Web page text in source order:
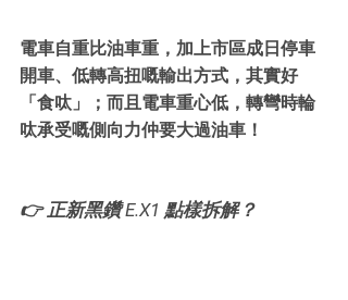
電車自重比油車重，加上市區成日停車
開車、低轉高扭嘅輸出方式，其實好
「食呔」；而且電車重心低，轉彎時輪
呔承受嘅側向力仲要大過油車！
👉 正新黑鑽 E.X1 點樣拆解？